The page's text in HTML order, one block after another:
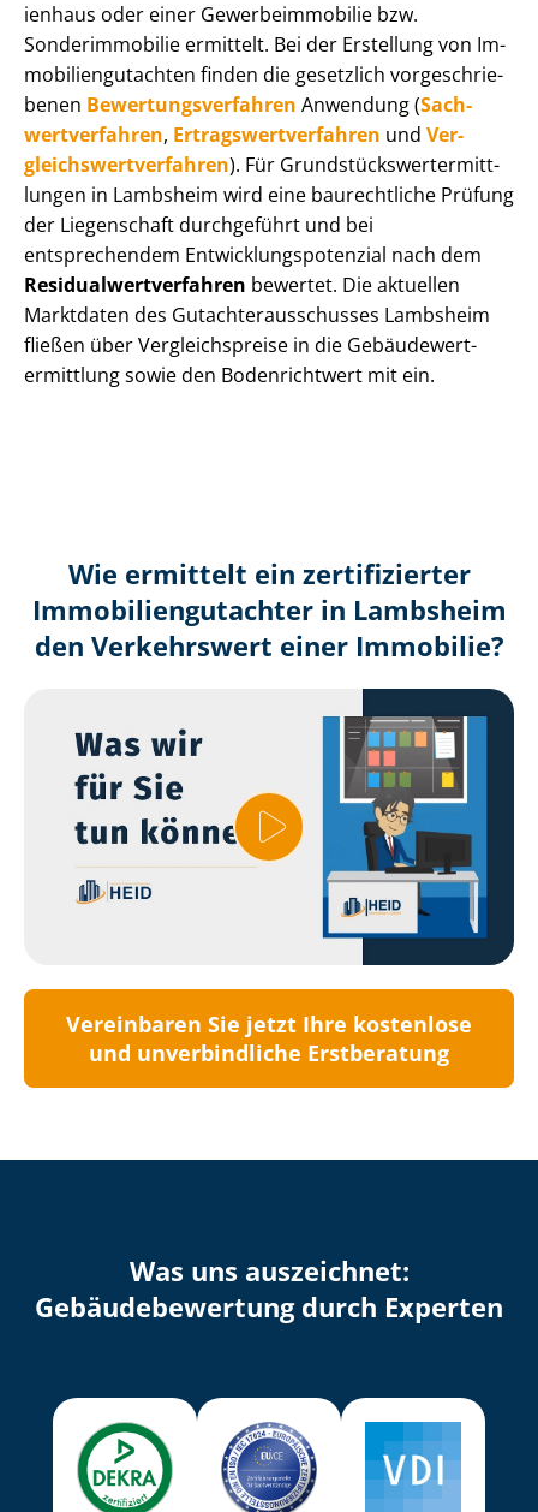
i­en­haus oder einer Ge­wer­be­im­mo­bi­lie bzw.
Sonderimmobilie ermittelt. Bei der Erstellung von Im­
mo­bi­li­en­gut­ach­ten finden die gesetzlich vor­ge­schrie­
be­nen Be­wer­tungs­ver­fah­ren Anwendung (Sach­
wert­ver­fah­ren, Er­trags­wert­ver­fah­ren und Ver­
gleichs­wert­ver­fah­ren). Für Grund­stücks­wert­ermitt­
lun­gen in Lambsheim wird eine baurechtliche Prüfung
der Liegenschaft durchgeführt und bei
entsprechendem Ent­wick­lungs­po­ten­zi­al nach dem
Re­si­du­al­wert­ver­fah­ren bewertet. Die aktuellen
Marktdaten des Gut­ach­ter­aus­schus­ses Lambsheim
fließen über Ver­gleichs­prei­se in die Ge­bäu­de­wert­
ermitt­lung sowie den Bodenrichtwert mit ein.
Wie ermittelt ein zertifizierter
Immobilien­gutachter in Lambsheim
den Verkehrswert einer Immobilie?
Vereinbaren Sie jetzt Ihre kostenlose
und unverbindliche Erstberatung
Was uns auszeichnet:
Ge­bäu­de­be­wer­tung durch Experten